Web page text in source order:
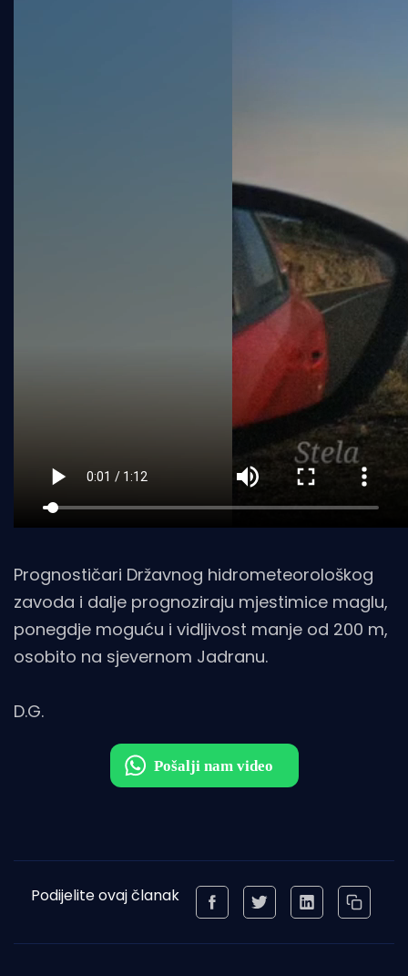
Prognostičari Državnog hidrometeorološkog
zavoda i dalje prognoziraju mjestimice maglu,
ponegdje moguću i vidljivost manje od 200 m,
osobito na sjevernom Jadranu.
D.G.
Podijelite ovaj članak